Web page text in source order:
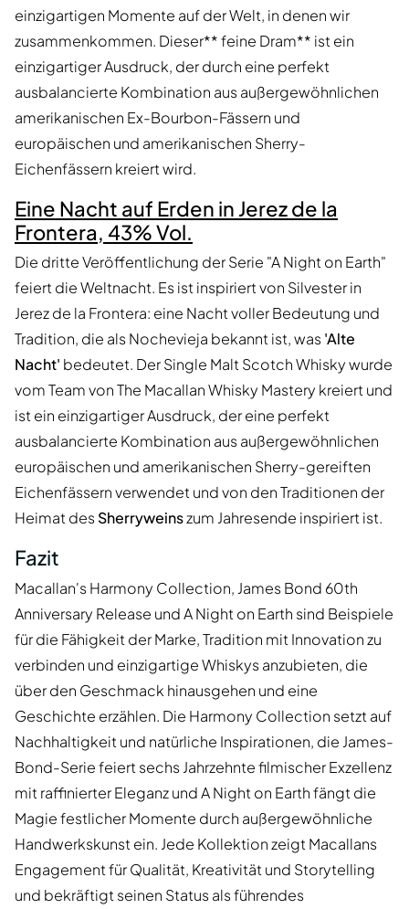
einzigartigen Momente auf der Welt, in denen wir
zusammenkommen. Dieser** feine Dram** ist ein
einzigartiger Ausdruck, der durch eine perfekt
ausbalancierte Kombination aus außergewöhnlichen
amerikanischen Ex-Bourbon-Fässern und
europäischen und amerikanischen Sherry-
Eichenfässern kreiert wird.
Eine Nacht auf Erden in Jerez de la
Frontera, 43% Vol.
Die dritte Veröffentlichung der Serie "A Night on Earth"
feiert die Weltnacht. Es ist inspiriert von Silvester in
Jerez de la Frontera: eine Nacht voller Bedeutung und
Tradition, die als Nochevieja bekannt ist, was'Alte
Nacht' bedeutet. Der Single Malt Scotch Whisky wurde
vom Team von The Macallan Whisky Mastery kreiert und
ist ein einzigartiger Ausdruck, der eine perfekt
ausbalancierte Kombination aus außergewöhnlichen
europäischen und amerikanischen Sherry-gereiften
Eichenfässern verwendet und von den Traditionen der
Heimat desSherryweinszum Jahresende inspiriert ist.
Fazit
Macallan's Harmony Collection, James Bond 60th
Anniversary Release und A Night on Earth sind Beispiele
für die Fähigkeit der Marke, Tradition mit Innovation zu
verbinden und einzigartige Whiskys anzubieten, die
über den Geschmack hinausgehen und eine
Geschichte erzählen. Die Harmony Collection setzt auf
Nachhaltigkeit und natürliche Inspirationen, die James-
Bond-Serie feiert sechs Jahrzehnte filmischer Exzellenz
mit raffinierter Eleganz und A Night on Earth fängt die
Magie festlicher Momente durch außergewöhnliche
Handwerkskunst ein. Jede Kollektion zeigt Macallans
Engagement für Qualität, Kreativität und Storytelling
und bekräftigt seinen Status als führendes